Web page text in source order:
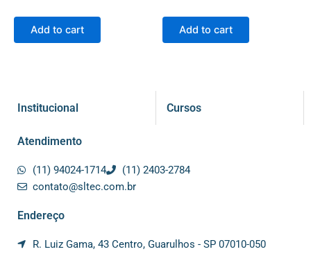
Add to cart Add to cart
Institucional Cursos
Atendimento
(11) 94024-1714
(11) 2403-2784
contato@sltec.com.br
Endereço
R. Luiz Gama, 43 Centro, Guarulhos - SP 07010-050